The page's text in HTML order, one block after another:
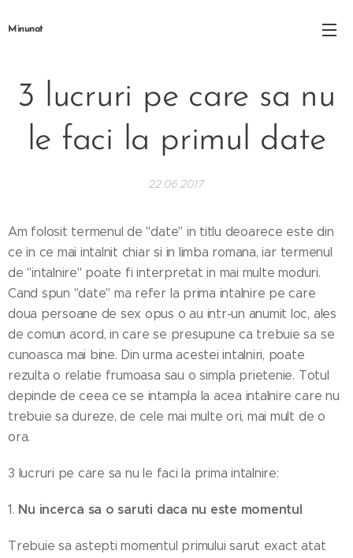
Minunat
3 lucruri pe care sa nu
le faci la primul date
22.06.2017
Am folosit termenul de "date" in titlu deoarece este din
ce in ce mai intalnit chiar si in limba romana, iar termenul
de "intalnire" poate fi interpretat in mai multe moduri.
Cand spun "date" ma refer la prima intalnire pe care
doua persoane de sex opus o au intr-un anumit loc, ales
de comun acord, in care se presupune ca trebuie sa se
cunoasca mai bine. Din urma acestei intalniri, poate
rezulta o relatie frumoasa sau o simpla prietenie. Totul
depinde de ceea ce se intampla la acea intalnire care nu
trebuie sa dureze, de cele mai multe ori, mai mult de o
ora.
3 lucruri pe care sa nu le faci la prima intalnire:
1. Nu incerca sa o saruti daca nu este momentul
Trebuie sa astepti momentul primului sarut exact atat